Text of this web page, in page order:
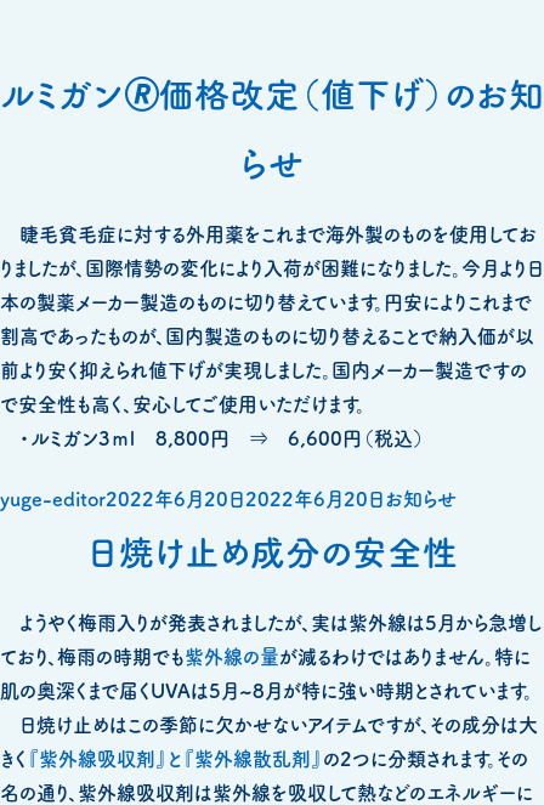
ルミガン🄬価格改定（値下げ）のお知
らせ
睫毛貧毛症に対する外用薬をこれまで海外製のものを使用してお
りましたが、国際情勢の変化により入荷が困難になりました。今月より日
本の製薬メーカー製造のものに切り替えています。円安によりこれまで
割高であったものが、国内製造のものに切り替えることで納入価が以
前より安く抑えられ値下げが実現しました。国内メーカー製造ですの
で安全性も高く、安心してご使用いただけます。
・ルミガン3ｍｌ 8,800円 ⇒ 6,600円（税込）
投
yuge-editor投
稿
2022年6月20日2022年6月20日 カ
テ
リ
ー
お知らせ
日焼け止め成分の安全性
ようやく梅雨入りが発表されましたが、実は紫外線は5月から急増し
ており、梅雨の時期でも紫外線の量が減るわけではありません。特に
肌の奥深くまで届くUVAは5月~8月が特に強い時期とされています。
日焼け止めはこの季節に欠かせないアイテムですが、その成分は大
きく 『紫外線吸収剤』と『紫外線散乱剤』 の2つに分類されます。その
名の通り、紫外線吸収剤は紫外線を吸収して熱などのエネルギーに